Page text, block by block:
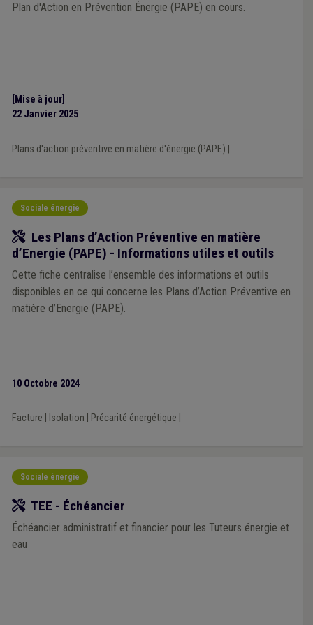
Plan d'Action en Prévention Énergie (PAPE) en cours.
[Mise à jour]
22 Janvier 2025
Plans d'action préventive en matière d'énergie (PAPE)
Sociale énergie
Outil
Les Plans d’Action Préventive en matière
d’Energie (PAPE) - Informations utiles et outils
Cette fiche centralise l’ensemble des informations et outils
disponibles en ce qui concerne les Plans d’Action Préventive en
matière d’Energie (PAPE).
10 Octobre 2024
Facture Isolation Précarité énergétique
Sociale énergie
Outil
TEE - Échéancier
Échéancier administratif et financier pour les Tuteurs énergie et
eau